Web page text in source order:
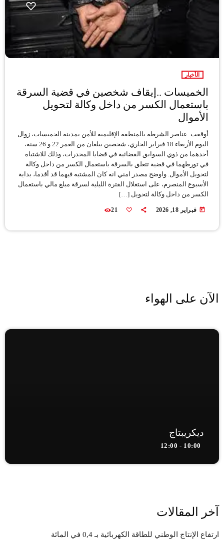
الأخبار
الخميسات ..إيقاف شخصين في قضية السرقة
باستعمال الكسر من داخل وكالة لتحويل
الأموال
أوقفت عناصر الشرطة بالمنطقة الإقليمية للأمن بمدينة الخميسات، زوال
اليوم الأربعاء 18 فبراير الجاري، شخصين يبلغان من العمر 22 و 26 سنة،
أحدهما من ذوي السوابق القضائية في قضايا المخدرات، وذلك للاشتباه
في تورطهما في قضية تتعلق بالسرقة باستعمال الكسر من داخل وكالة
لتحويل الأموال. واوضح مصدر امني انه كان المشتبه فيهما قد أقدما، بداية
الأسبوع المنصرم، على استغلال الفترة الليلية لسرقة مبلغ مالي باستعمال
الكسر من داخل وكالة لتحويل […]
today فبراير 18, 2026 21
الآن على الهواء
ديكريبتاج
10:00 - 12:00
آخر المقالات
ارتفاع الإنتاج الوطني للطاقة الكهربائية بـ 0,4 في المائة